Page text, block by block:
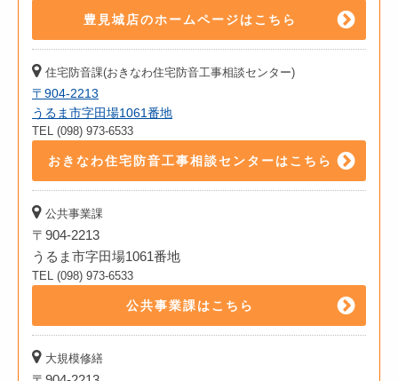
豊見城店のホームページはこちら
住宅防音課(おきなわ住宅防音工事相談センター)
〒904-2213
うるま市字田場1061番地
TEL (098) 973-6533
おきなわ住宅防音工事相談センターはこちら
公共事業課
〒904-2213
うるま市字田場1061番地
TEL (098) 973-6533
公共事業課はこちら
大規模修繕